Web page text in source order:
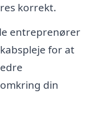
korrekt.
entreprenører
for at
din